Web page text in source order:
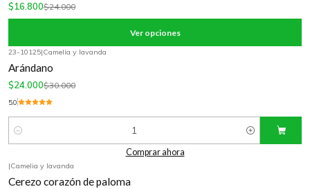
$16.800$24.000
Ver opciones
23-10125|Camelia y lavanda
Arándano
$24.000$30.000
5.0
Cantidad
Comprar ahora
|Camelia y lavanda
Cerezo corazón de paloma